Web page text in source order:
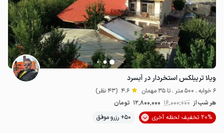
ویلا تریبلکس استخردار در آبسرد
6 خوابه . 500 متر . تا 35 مهمان 4.6 (43 نظر)
هر شب از 16٬000٬000 12٬800٬000 تومان
20% تخفیف لحظه آخری
50+ رزرو موفق